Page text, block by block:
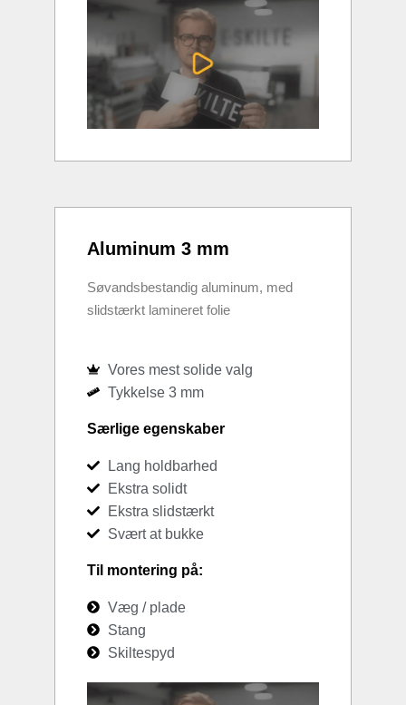
Aluminum 3 mm
Søvandsbestandig aluminum, med
slidstærkt lamineret folie
Vores mest solide valg
Tykkelse 3 mm
Særlige egenskaber
Lang holdbarhed
Ekstra solidt
Ekstra slidstærkt
Svært at bukke
Til montering på:
Væg / plade
Stang
Skiltespyd